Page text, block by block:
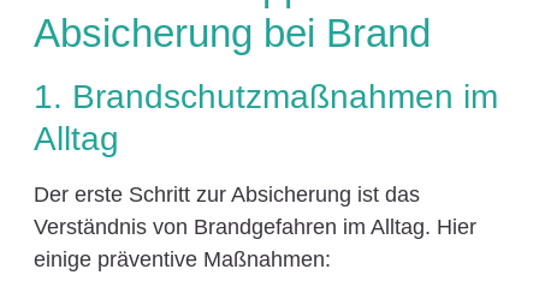
Absicherung bei Brand
1. Brandschutzmaßnahmen im
Alltag
Der erste Schritt zur Absicherung ist das
Verständnis von Brandgefahren im Alltag. Hier
einige präventive Maßnahmen: